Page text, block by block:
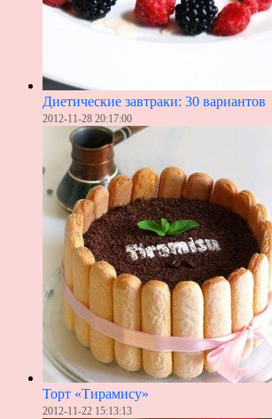
Диетические завтраки: 30 вариантов
2012-11-28 20:17:00
Торт «Тирамису»
2012-11-22 15:13:13